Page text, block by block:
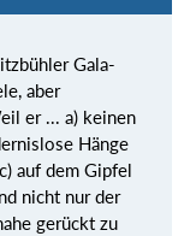
Gala-
aber
er ... a) keinen
Hänge
auf dem Gipfel
nicht nur der
gerückt zu